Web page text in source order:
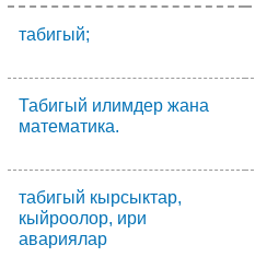
табигый;
Табигый илимдер жана
математика.
табигый кырсыктар,
кыйроолор, ири
авариялар